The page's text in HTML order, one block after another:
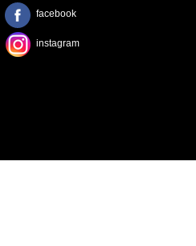
facebook
instagram